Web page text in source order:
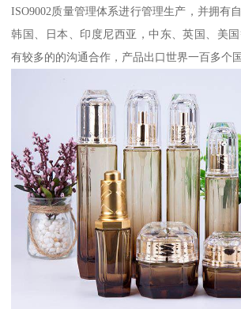
ISO9002质量管理体系进行管理生产，并拥有
韩国、日本、印度尼西亚，中东、英国、美
有较多的的沟通合作，产品出口世界一百多个